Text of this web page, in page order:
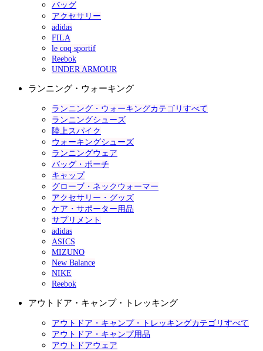
バッグ
アクセサリー
adidas
FILA
le coq sportif
Reebok
UNDER ARMOUR
ランニング・ウォーキング
ランニング・ウォーキングカテゴリすべて
ランニングシューズ
陸上スパイク
ウォーキングシューズ
ランニングウェア
バッグ・ポーチ
キャップ
グローブ・ネックウォーマー
アクセサリー・グッズ
ケア・サポーター用品
サプリメント
adidas
ASICS
MIZUNO
New Balance
NIKE
Reebok
アウトドア・キャンプ・トレッキング
アウトドア・キャンプ・トレッキングカテゴリすべて
アウトドア・キャンプ用品
アウトドアウェア